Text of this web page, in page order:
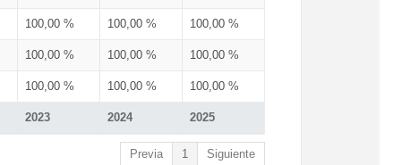
2023 2024 2025
100,00 % 100,00 % 100,00 %
100,00 % 100,00 % 100,00 %
100,00 % 100,00 % 100,00 %
Previa 1 Siguiente